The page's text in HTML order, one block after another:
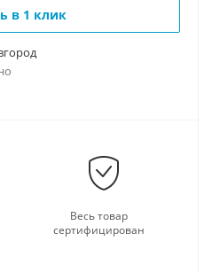
в 1 клик
Весь товар
сертифицирован